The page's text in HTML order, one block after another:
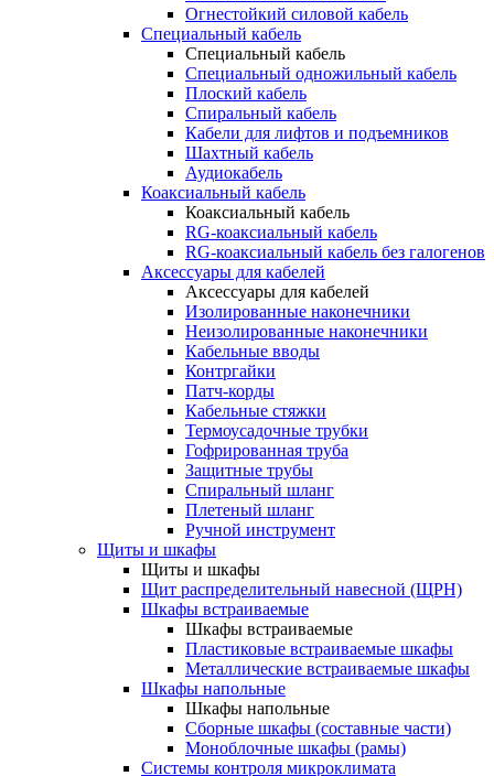
Огнестойкий силовой кабель
Специальный кабель
Специальный кабель
Специальный одножильный кабель
Плоский кабель
Спиральный кабель
Кабели для лифтов и подъемников
Шахтный кабель
Аудиокабель
Коаксиальный кабель
Коаксиальный кабель
RG-коаксиальный кабель
RG-коаксиальный кабель без галогенов
Аксессуары для кабелей
Аксессуары для кабелей
Изолированные наконечники
Неизолированные наконечники
Кабельные вводы
Контргайки
Патч-корды
Кабельные стяжки
Термоусадочные трубки
Гофрированная труба
Защитные трубы
Спиральный шланг
Плетеный шланг
Ручной инструмент
Щиты и шкафы
Щиты и шкафы
Щит распределительный навесной (ЩРН)
Шкафы встраиваемые
Шкафы встраиваемые
Пластиковые встраиваемые шкафы
Металлические встраиваемые шкафы
Шкафы напольные
Шкафы напольные
Сборные шкафы (составные части)
Моноблочные шкафы (рамы)
Системы контроля микроклимата